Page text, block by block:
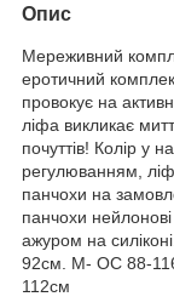
Опис
Мереживний
еротичний
провокує на
ліфа викликає
почуттів! Колір у
регулюванням,
панчохи на
панчохи
ажуром на
92см. M- ОС 88-
112см